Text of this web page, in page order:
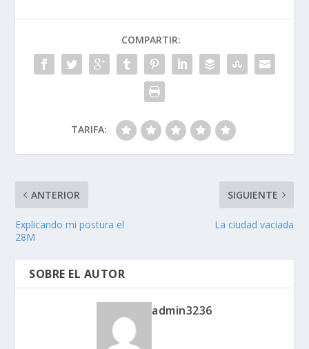
COMPARTIR:
TARIFA:
ANTERIOR
Explicando mi postura el
28M
SIGUIENTE
La ciudad vaciada
SOBRE EL AUTOR
admin3236